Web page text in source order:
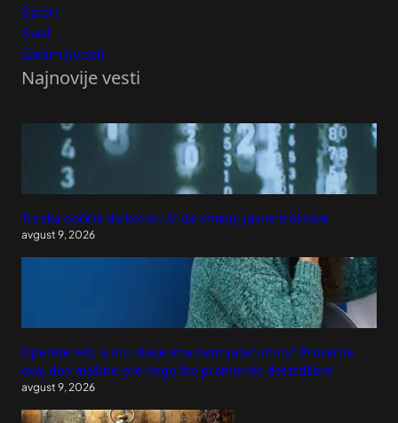
Sport
Svet
Zanimljivosti
Najnovije vesti
Turska počela da koristi AI da smanji javne troškove
avgust 9, 2026
Operete veš, a on i dalje ima neprijatan miris? Proverite
ovaj deo mašine pre nego što promenite deterdžent
avgust 9, 2026